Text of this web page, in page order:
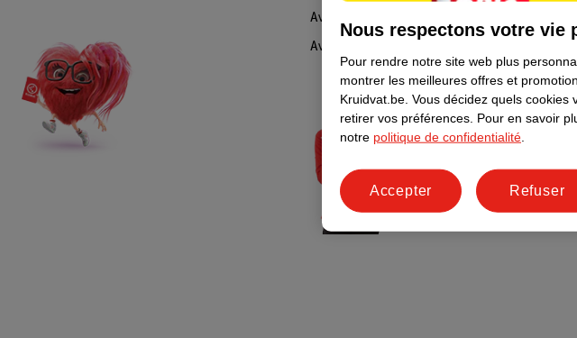
Avis de sécurité
Avis
Nous respectons votre vie
Pour rendre notre site web plus
montrer les meilleures offres et
Kruidvat.be. Vous décidez quels cookies
retirer vos préférences. Pour en savoir
notre politique de confidentialité
Refuser
Accepter